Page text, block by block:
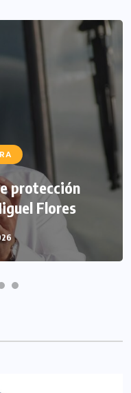
protección
Flores